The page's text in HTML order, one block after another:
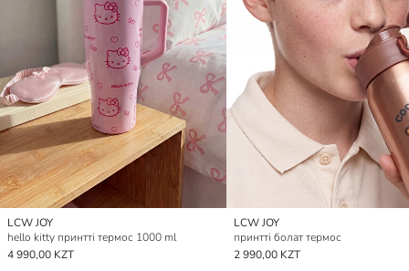
LCW JOY
hello kitty принтті термос 1000 ml
4 990,00 KZT
LCW JOY
принтті болат термос
2 990,00 KZT